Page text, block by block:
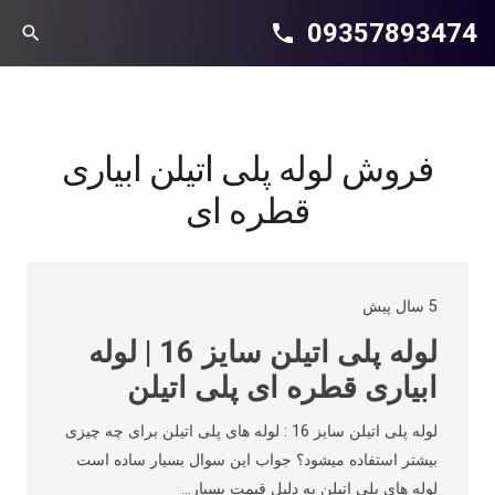
09357893474
phone
search
فروش لوله پلی اتیلن ابیاری
قطره ای
5 سال پیش
لوله پلی اتیلن سایز 16 | لوله
ابیاری قطره ای پلی اتیلن
لوله پلی اتیلن سایز 16 : لوله های پلی اتیلن برای چه چیزی
بیشتر استفاده میشود؟ جواب این سوال بسیار ساده است
لوله های پلی اتیلن به دلیل قیمت بسیار…